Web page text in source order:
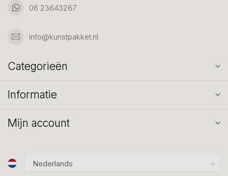
06 23643267
info@kunstpakket.nl
Categorieën
Informatie
Mijn account